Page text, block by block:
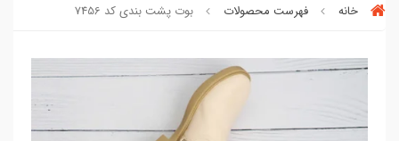
خانه فهرست محصولات بوت پشت بندی کد 7456